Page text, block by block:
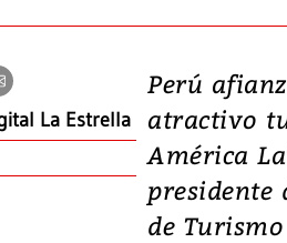
La Estrella
Perú
atractivo
América
presidente
de Turismo